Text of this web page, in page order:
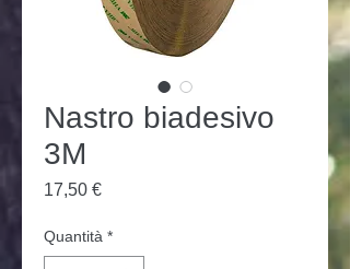
Nastro biadesivo
3M
17,50 €Prezzo
Quantità *